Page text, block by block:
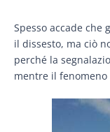
Spesso accade che
il dissesto, ma ciò
perché la
mentre il